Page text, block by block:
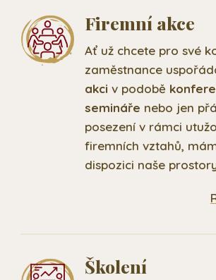
Firemní akce
Ať už chcete pro své
zaměstnance
akci v podobě
semináře nebo jen
posezení v rámci
firemních vztahů,
dispozici naše
Školení